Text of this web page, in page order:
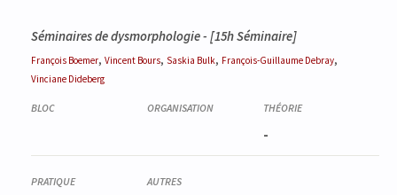
Séminaires de dysmorphologie - [15h Séminaire]
François Boemer, Vincent Bours, Saskia Bulk, François-Guillaume Debray,
Vinciane Dideberg
-